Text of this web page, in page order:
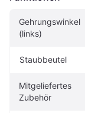
Gehrungswinkel
(links)
Staubbeutel
Mitgeliefertes
Zubehör